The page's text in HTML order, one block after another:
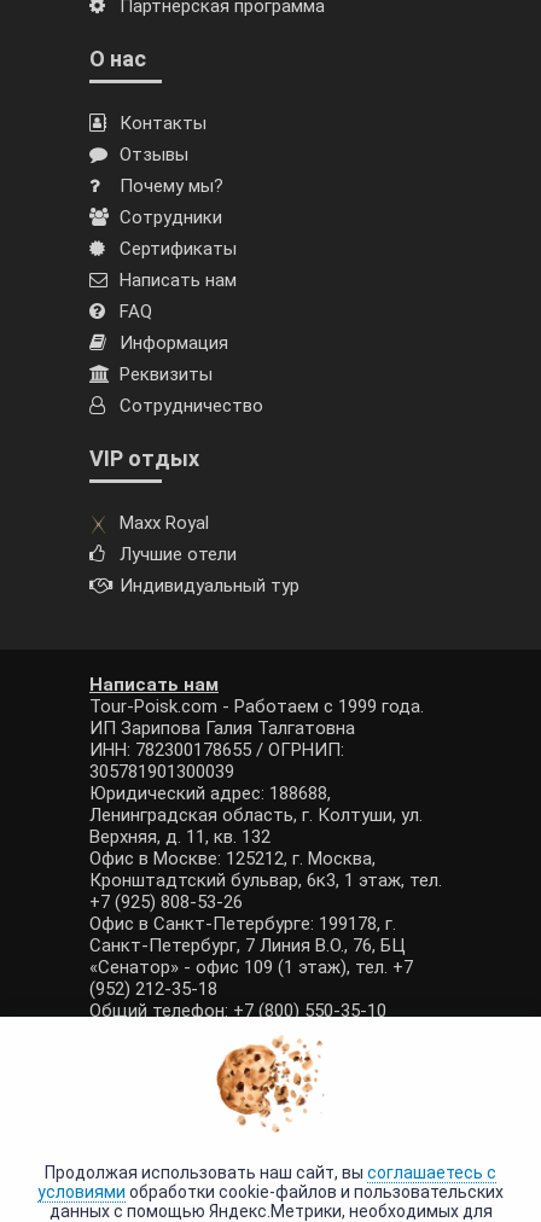
Партнерская программа
О нас
Контакты
Отзывы
Почему мы?
Сотрудники
Сертификаты
Написать нам
FAQ
Информация
Реквизиты
Сотрудничество
VIP отдых
Maxx Royal
Лучшие отели
Индивидуальный тур
Написать нам
Tour-Poisk.com - Работаем с 1999 года.
ИП Зарипова Галия Талгатовна
ИНН: 782300178655 / ОГРНИП:
305781901300039
Юридический адрес: 188688,
Ленинградская область, г. Колтуши, ул.
Верхняя, д. 11, кв. 132
Офис в Москве: 125212, г. Москва,
Кронштадтский бульвар, 6к3, 1 этаж, тел.
+7 (925) 808-53-26
Офис в Санкт-Петербурге: 199178, г.
Санкт-Петербург, 7 Линия В.О., 76, БЦ
«Сенатор» - офис 109 (1 этаж), тел. +7
(952) 212-35-18
Общий телефон: +7 (800) 550-35-10
E-mail: manager@tour-poisk.com (общие
вопросы), admin@tour-poisk.com (жалобы)
Номер в Общероссийском реестре
туристических агентств: РТА 0003424
Политика конфиденциальности
Продолжая использовать наш сайт, вы соглашаетесь с
условиями обработки cookie-файлов и пользовательских
данных с помощью Яндекс.Метрики, необходимых для